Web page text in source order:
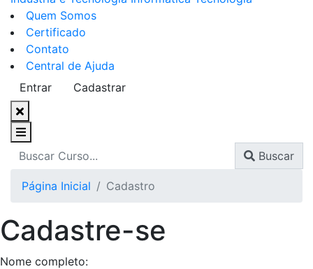
Quem Somos
Certificado
Contato
Central de Ajuda
Entrar
Cadastrar
Buscar
Página Inicial Cadastro
Cadastre-se
Nome completo: